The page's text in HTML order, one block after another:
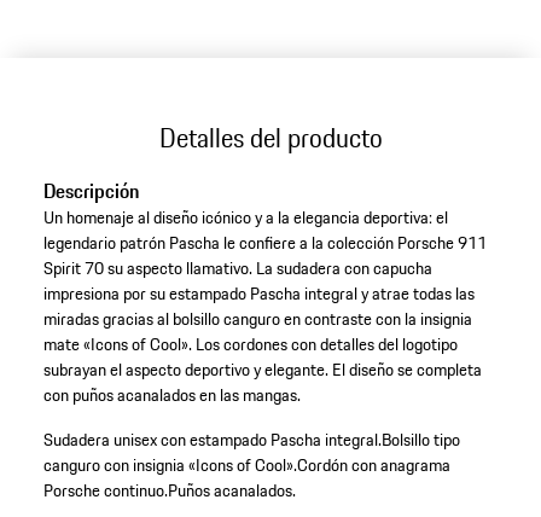
Detalles del producto
Descripción
Un homenaje al diseño icónico y a la elegancia deportiva: el
legendario patrón Pascha le confiere a la colección Porsche 911
Spirit 70 su aspecto llamativo. La sudadera con capucha
impresiona por su estampado Pascha integral y atrae todas las
miradas gracias al bolsillo canguro en contraste con la insignia
mate «Icons of Cool». Los cordones con detalles del logotipo
subrayan el aspecto deportivo y elegante. El diseño se completa
con puños acanalados en las mangas.
Sudadera unisex con estampado Pascha integral.Bolsillo tipo
canguro con insignia «Icons of Cool».Cordón con anagrama
Porsche continuo.Puños acanalados.